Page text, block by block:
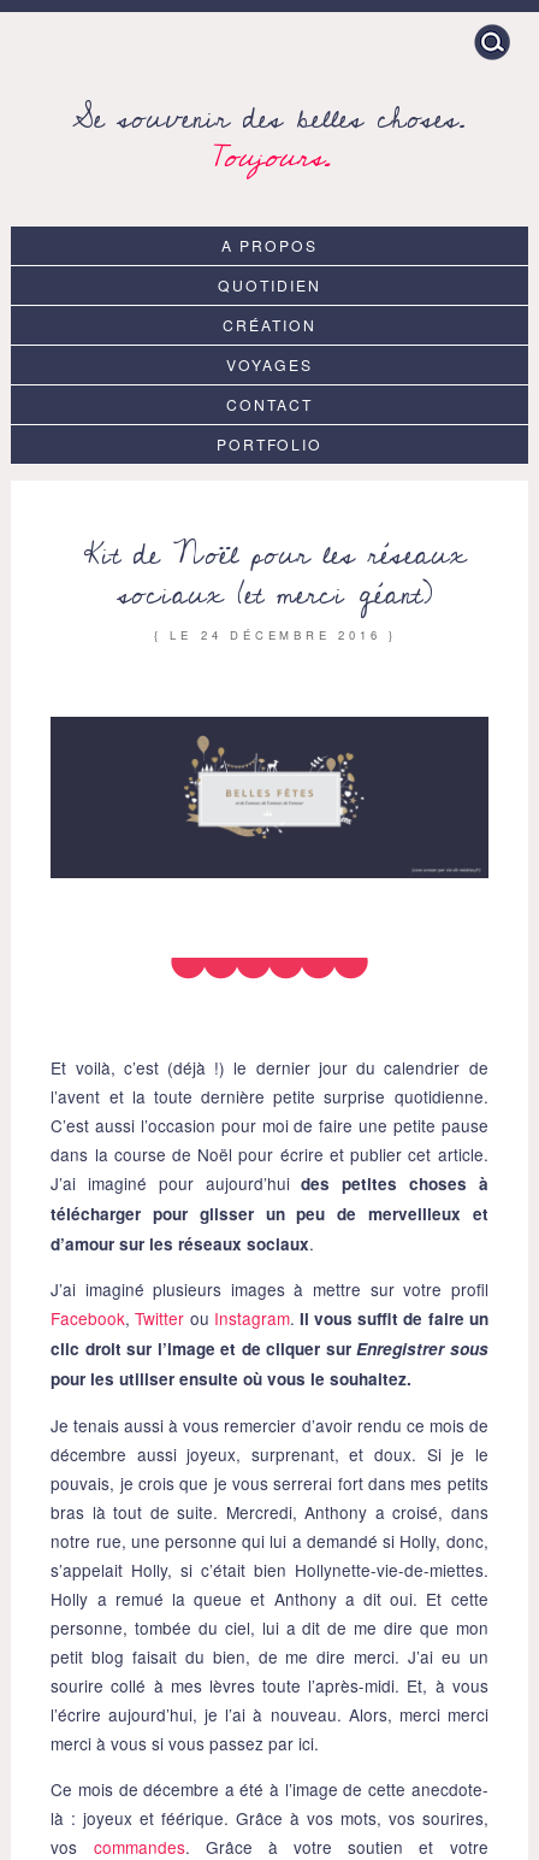
Search
for:
Se souvenir des belles choses.
Toujours.
A PROPOS
QUOTIDIEN
CRÉATION
VOYAGES
CONTACT
PORTFOLIO
Kit de Noël pour les réseaux
sociaux (et merci géant)
{ LE 24 DÉCEMBRE 2016 }
Et voilà, c’est (déjà !) le dernier jour du calendrier de
l’avent et la toute dernière petite surprise quotidienne.
C’est aussi l’occasion pour moi de faire une petite pause
dans la course de Noël pour écrire et publier cet article.
J’ai imaginé pour aujourd’huides petites choses à
télécharger pour glisser un peu de merveilleux et
d’amour sur les réseaux sociaux.
J’ai imaginé plusieurs images à mettre sur votre profil
Facebook,Twitter ou Instagram. Il vous suffit de faire un
clic droit sur l’image et de cliquer surEnregistrer sous
pour les utiliser ensuite où vous le souhaitez.
Je tenais aussi à vous remercier d’avoir rendu ce mois de
décembre aussi joyeux, surprenant, et doux. Si je le
pouvais, je crois que je vous serrerai fort dans mes petits
bras là tout de suite. Mercredi, Anthony a croisé, dans
notre rue, une personne qui lui a demandé si Holly, donc,
s’appelait Holly, si c’était bien Hollynette-vie-de-miettes.
Holly a remué la queue et Anthony a dit oui. Et cette
personne, tombée du ciel, lui a dit de me dire que mon
petit blog faisait du bien, de me dire merci. J’ai eu un
sourire collé à mes lèvres toute l’après-midi. Et, à vous
l’écrire aujourd’hui, je l’ai à nouveau. Alors, merci merci
merci à vous si vous passez par ici.
Ce mois de décembre a été à l’image de cette anecdote-
là : joyeux et féérique. Grâce à vos mots, vos sourires,
vos commandes. Grâce à votre soutien et votre